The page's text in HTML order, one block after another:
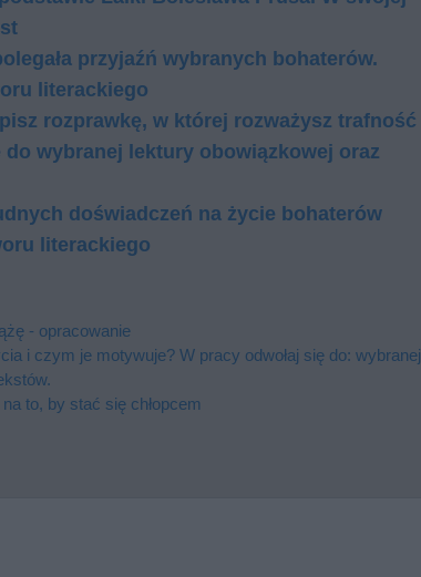
przyjaźń wybranych bohaterów.
literackiego
rozprawkę, w której rozważysz trafność
wybranej lektury obowiązkowej oraz
doświadczeń na życie bohaterów
literackiego
- opracowanie
i czym je mo­ty­wu­je? W pra­cy od­wo­łaj się do: wy­bra­nej
to, by stać się chłopcem